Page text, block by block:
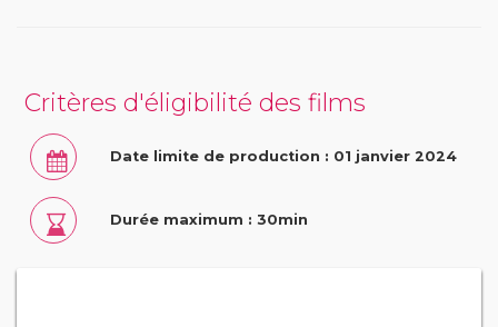
Critères d'éligibilité des films
Date limite de production : 01 janvier 2024
Durée maximum : 30min